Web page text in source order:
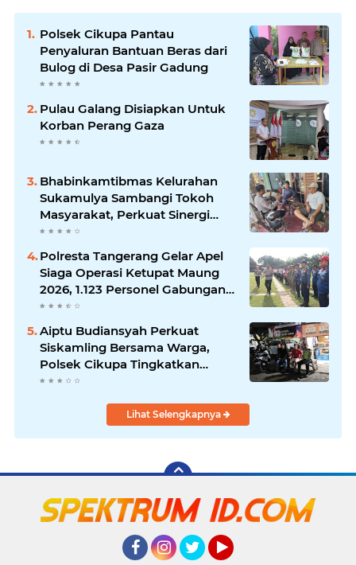
Polsek Cikupa Pantau
Penyaluran Bantuan Beras dari
Bulog di Desa Pasir Gadung
Pulau Galang Disiapkan Untuk
Korban Perang Gaza
Bhabinkamtibmas Kelurahan
Sukamulya Sambangi Tokoh
Masyarakat, Perkuat Sinergi
Jaga Kamtibmas
Polresta Tangerang Gelar Apel
Siaga Operasi Ketupat Maung
2026, 1.123 Personel Gabungan
Diterjunkan
Aiptu Budiansyah Perkuat
Siskamling Bersama Warga,
Polsek Cikupa Tingkatkan
Sinergi Jaga Kamtibmas
Lihat Selengkapnya